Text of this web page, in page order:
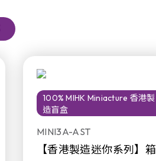
100% MIHK Miniacture 香港製
造盲盒
MINI3A-AST
【香港製造迷你系列】箱